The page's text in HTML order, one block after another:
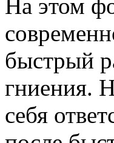
На этом
быстрый
гниения.
себя